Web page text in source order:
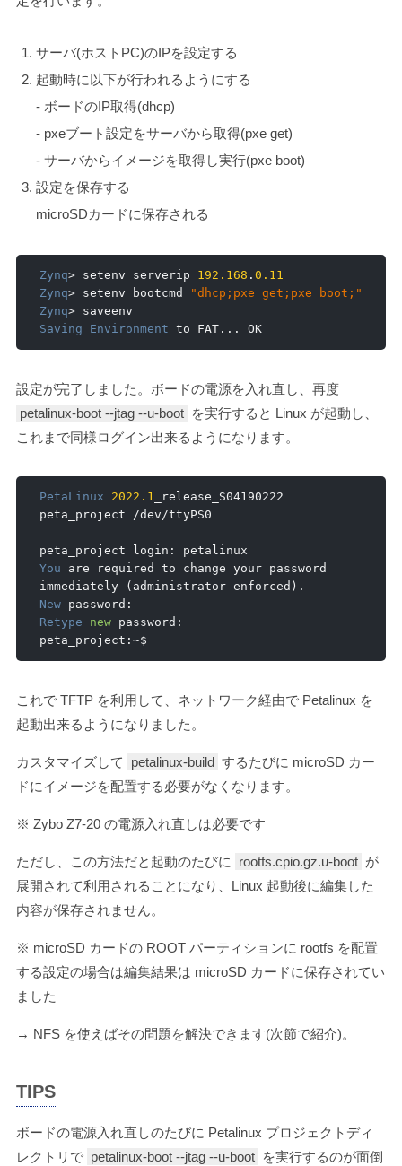
サーバ(ホストPC)のIPを設定する
起動時に以下が行われるようにする
- ボードのIP取得(dhcp)
- pxeブート設定をサーバから取得(pxe get)
- サーバからイメージを取得し実行(pxe boot)
設定を保存する
microSDカードに保存される
Zynq> setenv serverip 192.168 . 0.11
Zynq> setenv bootcmd
"dhcp;pxe get;pxe boot;"
Zynq>
Saving
Environment to FAT... OK
設定が完了しました。ボードの電源を入れ直し、再度
petalinux-boot --jtag --u-boot を実行すると Linux が起動し、
これまで同様ログイン出来るようになります。
PetaLinux 2022.1 _release_S04190222
peta_project /dev/ttyPS0
peta_project login :
You are required to change your password
immediately
( administrator enforced ).
New password :
Retype
new password :
peta_project :~$
これで TFTP を利用して、ネットワーク経由で Petalinux を
起動出来るようになりました。
カスタマイズして petalinux-build するたびに microSD カー
ドにイメージを配置する必要がなくなります。
※ Zybo Z7-20 の電源入れ直しは必要です
ただし、この方法だと起動のたびに rootfs.cpio.gz.u-boot が
展開されて利用されることになり、Linux 起動後に編集した
内容が保存されません。
※ microSD カードの ROOT パーティションに rootfs を配置
する設定の場合は編集結果は microSD カードに保存されてい
ました
→ NFS を使えばその問題を解決できます(次節で紹介)。
TIPS
ボードの電源入れ直しのたびに Petalinux プロジェクトディ
レクトリで petalinux-boot --jtag --u-boot を実行するのが面倒